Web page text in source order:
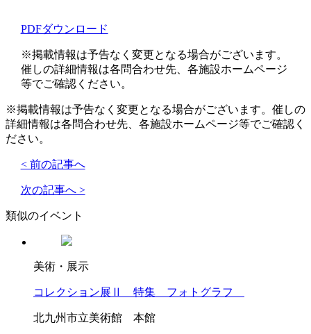
PDFダウンロード
※掲載情報は予告なく変更となる場合がございます。
催しの詳細情報は各問合わせ先、各施設ホームページ
等でご確認ください。
※掲載情報は予告なく変更となる場合がございます。催しの
詳細情報は各問合わせ先、各施設ホームページ等でご確認く
ださい。
< 前の記事へ
次の記事へ >
類似のイベント
美術・展示
コレクション展Ⅱ 特集 フォトグラフ
北九州市立美術館 本館